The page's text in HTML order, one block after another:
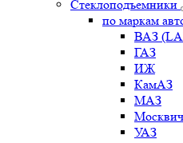
Стеклоподъемники
по маркам
ВАЗ
ГАЗ
ИЖ
КамАЗ
МАЗ
Москвич
УАЗ